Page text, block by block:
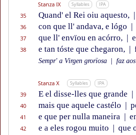
Stanza IX Syllables IPA
35 Quand' el Rei oiu aquesto, |
36 con que ll' andava, e lógo |
37 que ll' envïou en acórro, |
38 e tan tóste que chegaron, |
Sempr' a Virgen grorïosa faz
Stanza X Syllables IPA
39 E el disse-lles que grande |
40 mais que aquele castélo |
41 e que per nulla maneira |
42 e a eles rogou muito | que